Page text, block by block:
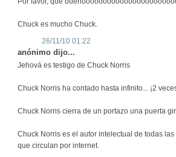
Chuck es mucho Chuck.
26/11/10 01:22
anónimo dijo...
Jehová es testigo de Chuck Norris
Chuck Norris ha contado hasta infinito... ¡2
Chuck Norris cierra de un portazo una puerta
Chuck Norris es el autor intelectual de todas
que circulan por internet.